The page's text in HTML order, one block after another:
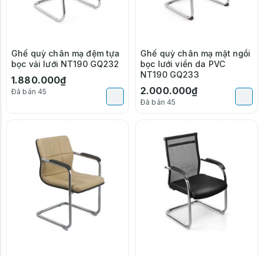
Ghế quỳ chân mạ đệm tựa
bọc vải lưới NT190 GQ232
1.880.000₫
Đã bán 45
Ghế quỳ chân mạ mặt ngồi
bọc lưới viền da PVC
NT190 GQ233
2.000.000₫
Đã bán 45